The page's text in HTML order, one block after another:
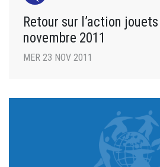
Retour sur l’action
novembre 2011
MER 23 NOV 2011